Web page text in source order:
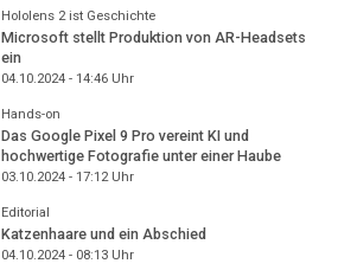
Hololens 2 ist Geschichte
Microsoft stellt Produktion von AR-Headsets
ein
04.10.2024 - 14:46Uhr
Hands-on
Das Google Pixel 9 Pro vereint KI und
hochwertige Fotografie unter einer Haube
03.10.2024 - 17:12Uhr
Editorial
Katzenhaare und ein Abschied
04.10.2024 - 08:13Uhr